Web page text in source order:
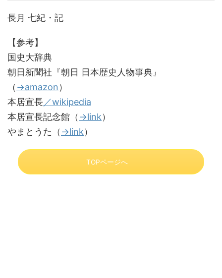
長月 七紀・記
【参考】
国史大辞典
朝日新聞社『朝日 日本歴史人物事典』
（ →amazon）
本居宣長／wikipedia
本居宣長記念館（ →link）
やまとうた（ →link）
TOPページへ